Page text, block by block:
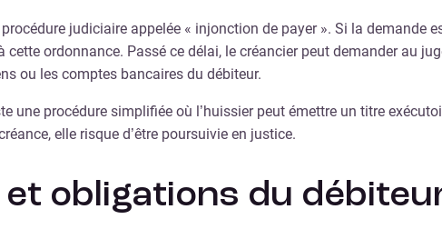
judiciaire appelée « injonction de payer ». Si la
cette ordonnance. Passé ce délai, le créancier peut demander au
ou les comptes bancaires du débiteur.
une procédure simplifiée où l’huissier peut émettre un titre
elle risque d’être poursuivie en justice.
obligations du